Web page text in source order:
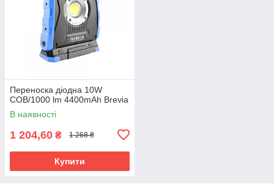
Переноска діодна 10W
COB/1000 lm 4400mAh Brevia
В наявності
1 204,60 ₴ 1 268 ₴
Купити